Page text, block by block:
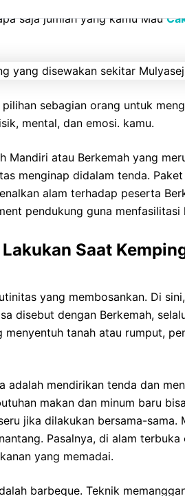
saja jumlah yang kamu Mau
sebagian orang untuk
mental, dan emosi. kamu.
Mandiri atau Berkemah yang
menginap didalam tenda.
alam terhadap peserta
pendukung guna
Saat
yang membosankan. Di
disebut dengan Berkemah,
tanah atau rumput,
mendirikan tenda dan
makan dan minum baru
jika dilakukan bersama-
Pasalnya, di alam
yang memadai.
barbeque. Teknik